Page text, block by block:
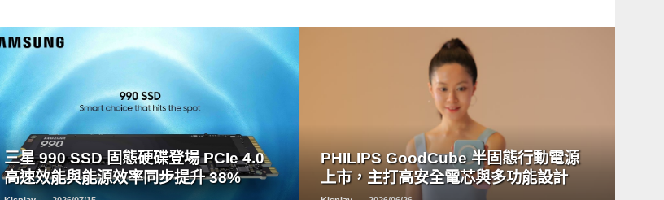
三星 990 SSD 固態硬碟登場 PCIe 4.0
高速效能與能源效率同步提升 38%
READ
MORE
PHILIPS GoodCube 半固態行動電源
上市，主打高安全電芯與多功能設計
READ
MORE